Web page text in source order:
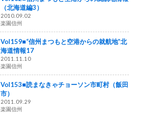
（北海道編3）
2010.09.02
楽園信州
Vol159■“信州まつもと空港からの就航地”北
海道情報17
2011.11.10
楽園信州
Vol153■読まなきゃチョーソン市町村（飯田
市）
2011.09.29
楽園信州